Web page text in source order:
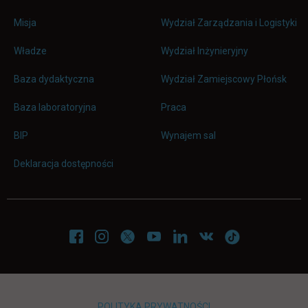
Misja
Władze
Baza dydaktyczna
Baza laboratoryjna
BIP
Deklaracja dostępności
Wydział Zarządzania i Logistyki
Wydział Inżynieryjny
Wydział Zamiejscowy Płońsk
Praca
Wynajem sal